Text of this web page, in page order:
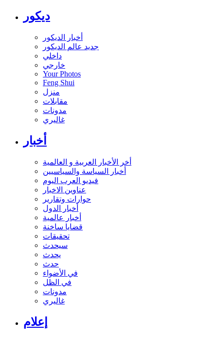
ديكور
أخبار الديكور
جديد عالم الديكور
داخلي
خارجي
Your Photos
Feng Shui
منزل
مقابلات
مدونات
غاليري
أخبار
أخر الأخبار العربية و العالمية
أخبار السياسة والسياسيين
فيديو العرب اليوم
عناوين الاخبار
حوارات وتقارير
أخبار الدول
أخبار عالمية
قضايا ساخنة
تحقيقات
سيحدث
يحدث
حدث
في الأضواء
في الظل
مدونات
غاليري
إعلام